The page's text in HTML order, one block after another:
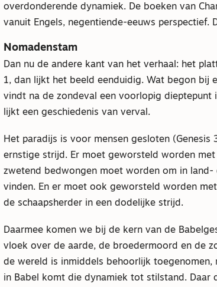
overdonderende dynamiek. De boeken van
vanuit Engels, negentiende-eeuws perspectief.
Nomadenstam
Dan nu de andere kant van het verhaal: het
1, dan lijkt het beeld eenduidig. Wat begon bij
vindt na de zondeval een voorlopig dieptepunt
lijkt een geschiedenis van verval.
Het paradijs is voor mensen gesloten
ernstige strijd. Er moet geworsteld worden
zwetend bedwongen moet worden om in
vinden. En er moet ook geworsteld worden
de schaapsherder in een dodelijke strijd.
Daarmee komen we bij de kern van de
vloek over de aarde, de broedermoord en de
de wereld is inmiddels behoorlijk
in Babel komt die dynamiek tot stilstand.